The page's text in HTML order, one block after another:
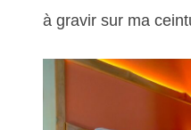
à gravir sur ma